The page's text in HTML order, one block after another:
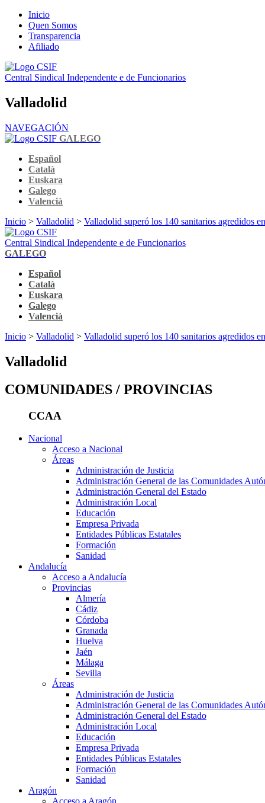
Inicio
Quen Somos
Transparencia
Afiliado
Central Sindical Independente e de Funcionarios
Valladolid
NAVEGACIÓN
GALEGO
Español
Català
Euskara
Galego
Valencià
Inicio > Valladolid > Valladolid superó los 140 sanitarios agredidos
Central Sindical Independente e de Funcionarios
GALEGO
Español
Català
Euskara
Galego
Valencià
Inicio > Valladolid > Valladolid superó los 140 sanitarios agredidos
Valladolid
COMUNIDADES / PROVINCIAS
CCAA
Nacional
Acceso a Nacional
Áreas
Administración de Justicia
Administración General de las Comunidades
Administración General del Estado
Administración Local
Educación
Empresa Privada
Entidades Públicas Estatales
Formación
Sanidad
Andalucía
Acceso a Andalucía
Provincias
Almería
Cádiz
Córdoba
Granada
Huelva
Jaén
Málaga
Sevilla
Áreas
Administración de Justicia
Administración General de las Comunidades
Administración General del Estado
Administración Local
Educación
Empresa Privada
Entidades Públicas Estatales
Formación
Sanidad
Aragón